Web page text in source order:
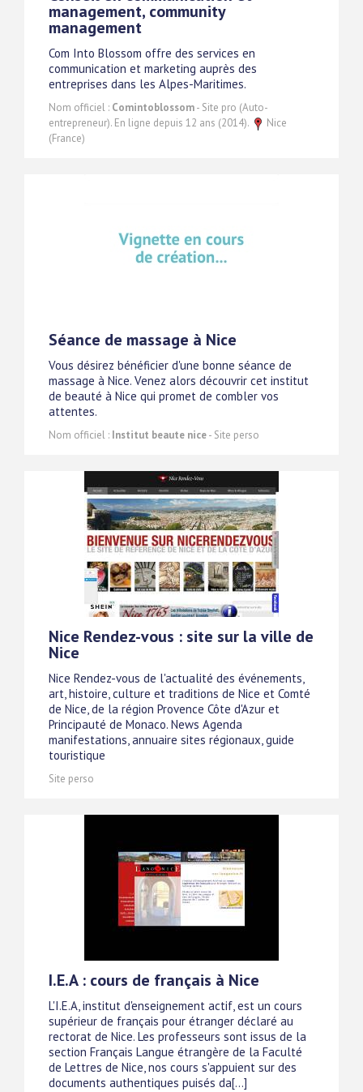
management, community
management
Com Into Blossom offre des services en
communication et marketing auprès des
entreprises dans les Alpes-Maritimes.
Nom officiel : Comintoblossom- Site pro (Auto-
entrepreneur). En ligne depuis 12 ans (2014).
Nice
(France)
Séance de massage à Nice
Vous désirez bénéficier d'une bonne séance de
massage à Nice. Venez alors découvrir cet institut
de beauté à Nice qui promet de combler vos
attentes.
Nom officiel : Institut beaute nice- Site perso
Nice Rendez-vous : site sur la ville de
Nice
Nice Rendez-vous de l'actualité des événements,
art, histoire, culture et traditions de Nice et Comté
de Nice, de la région Provence Côte d'Azur et
Principauté de Monaco. News Agenda
manifestations, annuaire sites régionaux, guide
touristique
Site perso
I.E.A : cours de français à Nice
L'I.E.A, institut d'enseignement actif, est un cours
supérieur de français pour étranger déclaré au
rectorat de Nice. Les professeurs sont issus de la
section Français Langue étrangère de la Faculté
de Lettres de Nice, nos cours s'appuient sur des
documents authentiques puisés da[...]